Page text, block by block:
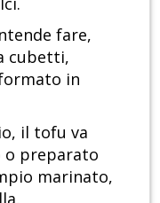
fare,
cubetti,
in
il tofu va
o preparato
marinato,